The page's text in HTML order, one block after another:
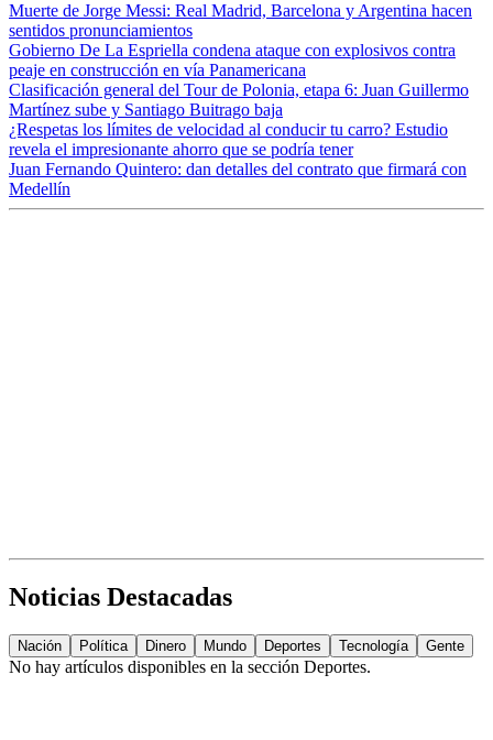
Muerte de Jorge Messi: Real Madrid, Barcelona y Argentina hacen
sentidos pronunciamientos
Gobierno De La Espriella condena ataque con explosivos contra
peaje en construcción en vía Panamericana
Clasificación general del Tour de Polonia, etapa 6: Juan Guillermo
Martínez sube y Santiago Buitrago baja
¿Respetas los límites de velocidad al conducir tu carro? Estudio
revela el impresionante ahorro que se podría tener
Juan Fernando Quintero: dan detalles del contrato que firmará con
Medellín
Noticias Destacadas
Nación Política Dinero Mundo Deportes Tecnología Gente
No hay artículos disponibles en la sección Deportes.